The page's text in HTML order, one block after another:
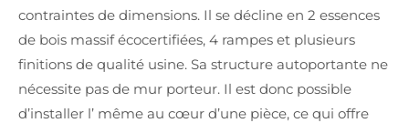
contraintes de dimensions. Il se décline en 2 essences
de bois massif écocertifiées, 4 rampes et plusieurs
finitions de qualité usine. Sa structure autoportante ne
nécessite pas de mur porteur. Il est donc possible
d’installer l’ même au cœur d’une pièce, ce qui offre